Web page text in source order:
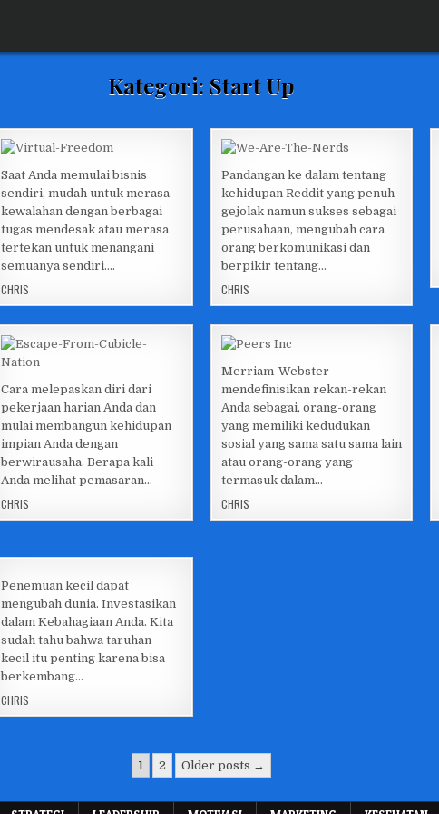
Kategori: Start Up
Posted
in
Saat Anda memulai bisnis
sendiri, mudah untuk merasa
kewalahan dengan berbagai
tugas mendesak atau merasa
tertekan untuk menangani
semuanya sendiri….
CHRIS
Posted
in
Pandangan ke dalam tentang
kehidupan Reddit yang penuh
gejolak namun sukses sebagai
perusahaan, mengubah cara
orang berkomunikasi dan
berpikir tentang…
CHRIS
Posted
in
Cara melepaskan diri dari
pekerjaan harian Anda dan
mulai membangun kehidupan
impian Anda dengan
berwirausaha. Berapa kali
Anda melihat pemasaran…
CHRIS
Posted
in
Merriam-Webster
mendefinisikan rekan-rekan
Anda sebagai, orang-orang
yang memiliki kedudukan
sosial yang sama satu sama lain
atau orang-orang yang
termasuk dalam…
CHRIS
Posted
in
Penemuan kecil dapat
mengubah dunia. Investasikan
dalam Kebahagiaan Anda. Kita
sudah tahu bahwa taruhan
kecil itu penting karena bisa
berkembang…
CHRIS
1 2 Older posts →